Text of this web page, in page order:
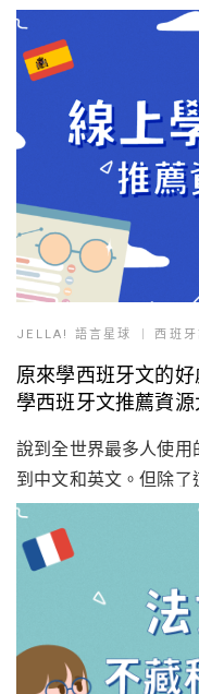
JELLA! 語言星球 西班牙
原來學西班牙文的
學西班牙文推薦資源
說到全世界最多人使
到中文和英文。但除